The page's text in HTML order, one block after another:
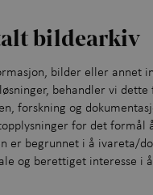
bildearkiv
bilder eller annet
behandler vi
forskning og
for det formål
er begrunnet i å ivareta/
og berettiget interesse i